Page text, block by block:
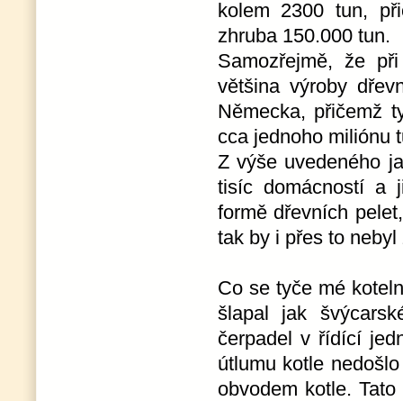
kolem 2300 tun,
zhruba 150.000 tun.
Samozřejmě, že
většina výroby
Německa, přičemž
cca jednoho miliónu
Z výše uvedeného
tisíc domácností a
formě dřevních
tak by i přes to
Co se tyče mé
šlapal jak
čerpadel v řídící
útlumu kotle
obvodem kotle.